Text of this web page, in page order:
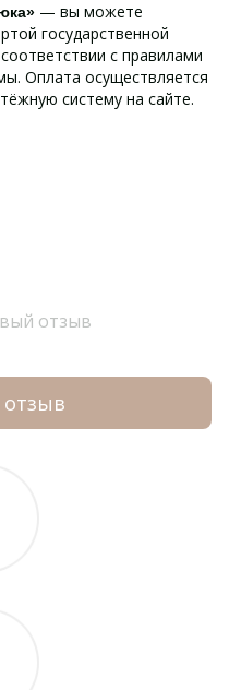
— вы можете
государственной
с правилами
Оплата осуществляется
систему на сайте.
отзыв
отзыв